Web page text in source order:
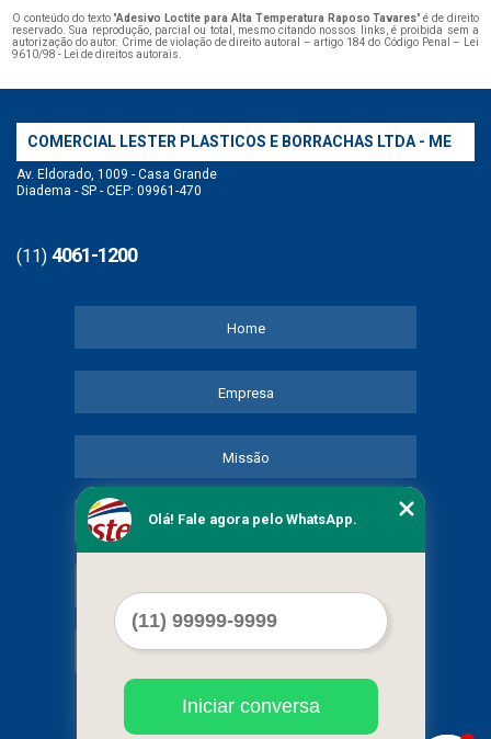
O conteúdo do texto "Adesivo Loctite para Alta Temperatura Raposo Tavares" é de direito
reservado. Sua reprodução, parcial ou total, mesmo citando nossos links, é proibida sem a
autorização do autor. Crime de violação de direito autoral – artigo 184 do Código Penal – Lei
9610/98 - Lei de direitos autorais.
COMERCIAL LESTER PLASTICOS E BORRACHAS LTDA - ME
Av. Eldorado, 1009 - Casa Grande
Diadema - SP - CEP: 09961-470
(11) 4061-1200
Home
Empresa
Missão
Serviços
Mapa do site
Olá! Fale agora pelo WhatsApp.
Iniciar conversa